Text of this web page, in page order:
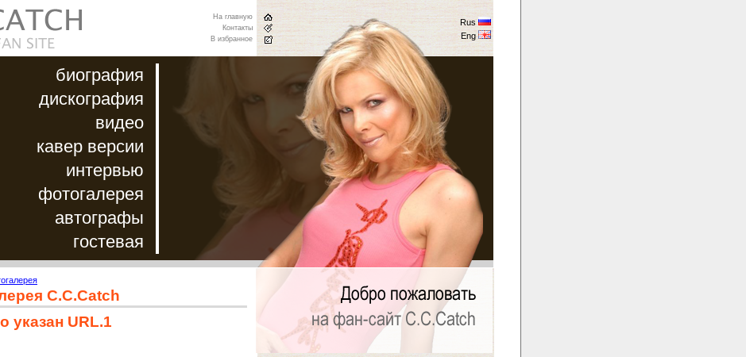
биография
дискография
видео
кавер версии
интервью
фотогалерея
автографы
гостевая
На главную
Контакты
В избранное
Rus
Eng
C.C.Catch
указан URL.1